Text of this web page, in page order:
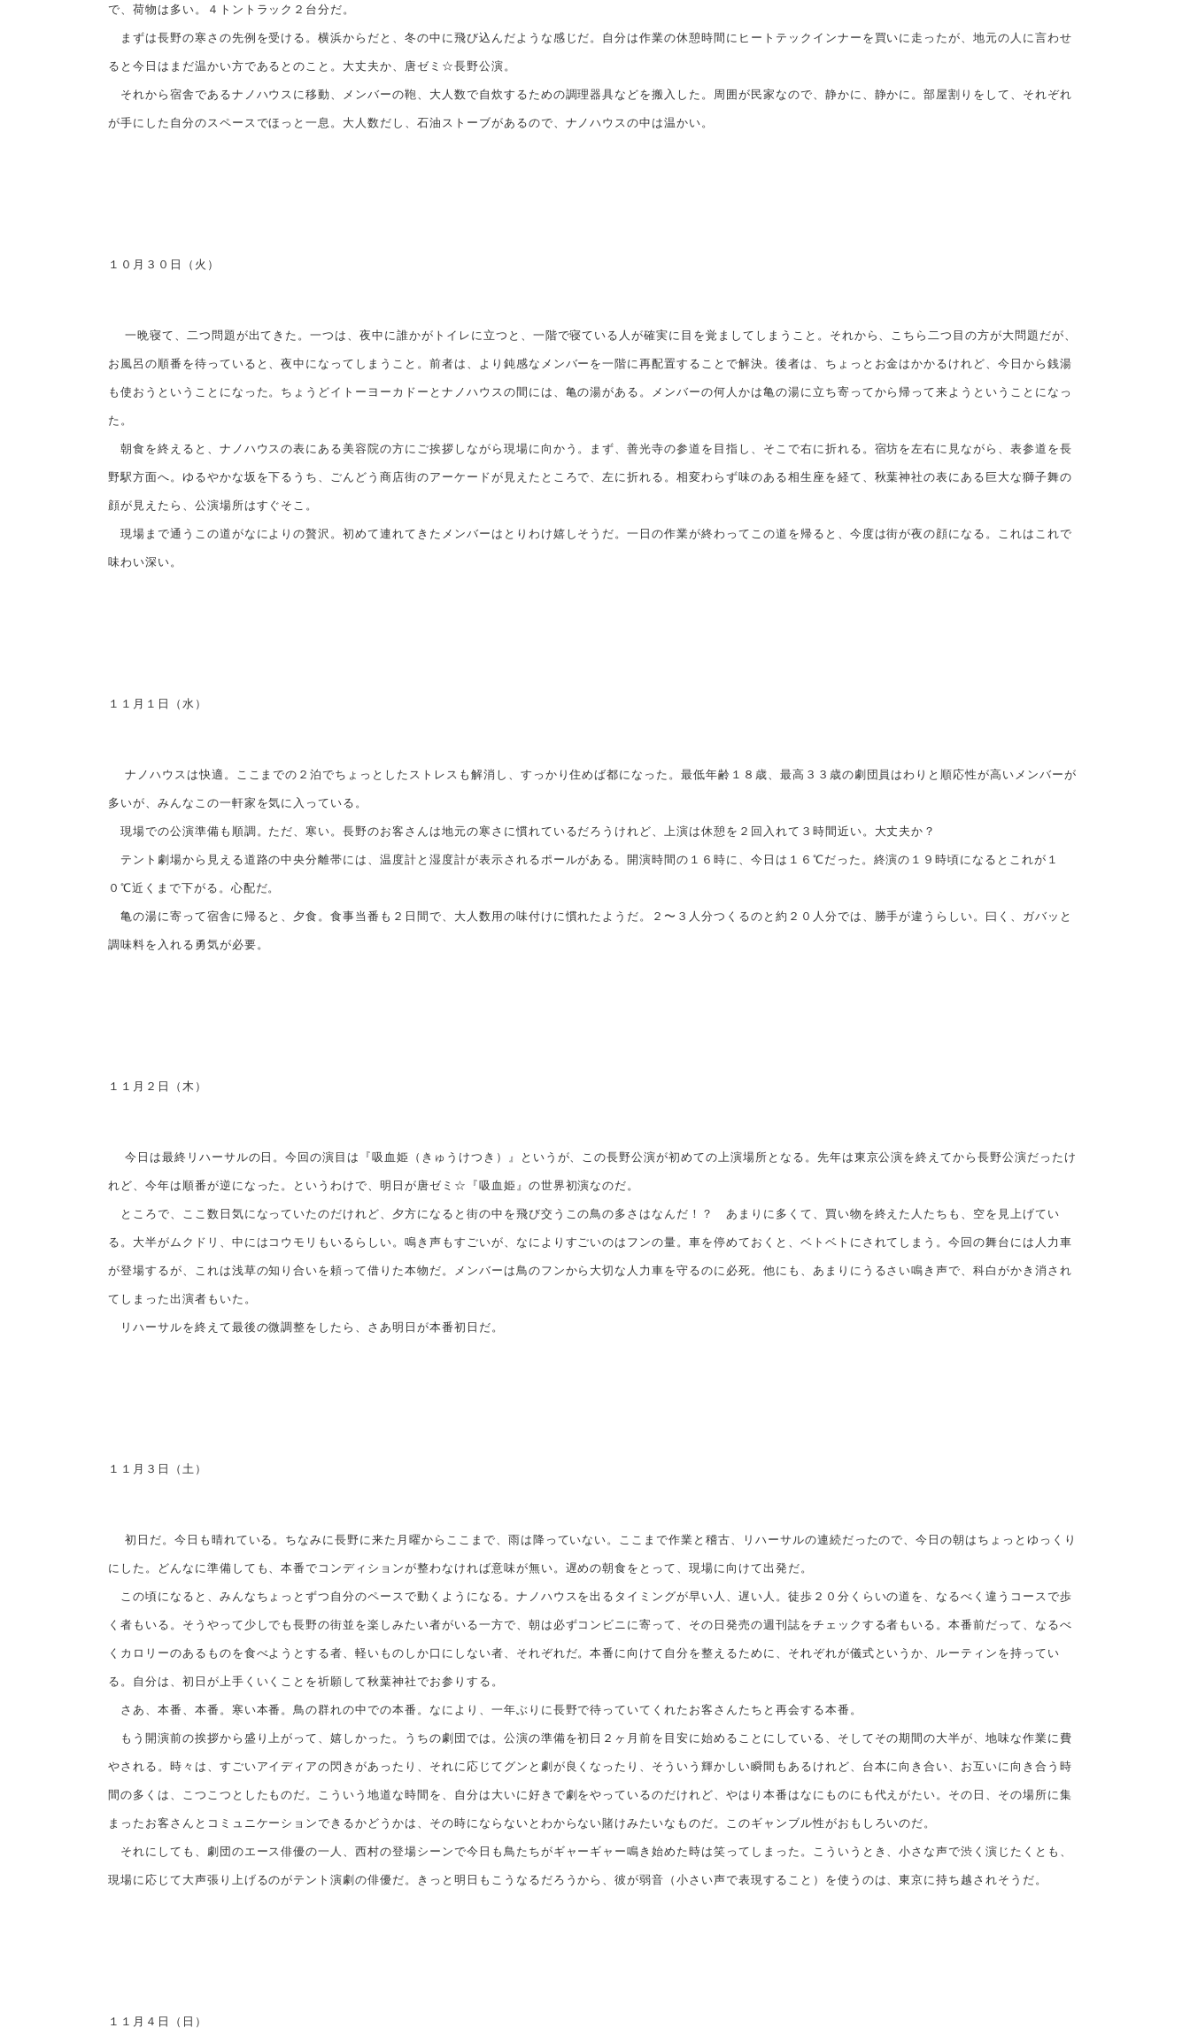
で、荷物は多い。４トントラック２台分だ。
まずは長野の寒さの先例を受ける。横浜からだと、冬の中に飛び込んだような感じだ。自分は作業の休憩時間にヒートテックインナーを買いに走ったが、地元の人に言わせ
ると今日はまだ温かい方であるとのこと。大丈夫か、唐ゼミ☆長野公演。
それから宿舎であるナノハウスに移動、メンバーの鞄、大人数で自炊するための調理器具などを搬入した。周囲が民家なので、静かに、静かに。部屋割りをして、それぞれ
が手にした自分のスペースでほっと一息。大人数だし、石油ストーブがあるので、ナノハウスの中は温かい。
１０月３０日（火）
一晩寝て、二つ問題が出てきた。一つは、夜中に誰かがトイレに立つと、一階で寝ている人が確実に目を覚ましてしまうこと。それから、こちら二つ目の方が大問題だが、
お風呂の順番を待っていると、夜中になってしまうこと。前者は、より鈍感なメンバーを一階に再配置することで解決。後者は、ちょっとお金はかかるけれど、今日から銭湯
も使おうということになった。ちょうどイトーヨーカドーとナノハウスの間には、亀の湯がある。メンバーの何人かは亀の湯に立ち寄ってから帰って来ようということになっ
た。
朝食を終えると、ナノハウスの表にある美容院の方にご挨拶しながら現場に向かう。まず、善光寺の参道を目指し、そこで右に折れる。宿坊を左右に見ながら、表参道を長
野駅方面へ。ゆるやかな坂を下るうち、ごんどう商店街のアーケードが見えたところで、左に折れる。相変わらず味のある相生座を経て、秋葉神社の表にある巨大な獅子舞の
顔が見えたら、公演場所はすぐそこ。
現場まで通うこの道がなによりの贅沢。初めて連れてきたメンバーはとりわけ嬉しそうだ。一日の作業が終わってこの道を帰ると、今度は街が夜の顔になる。これはこれで
味わい深い。
１１月１日（水）
ナノハウスは快適。ここまでの２泊でちょっとしたストレスも解消し、すっかり住めば都になった。最低年齢１８歳、最高３３歳の劇団員はわりと順応性が高いメンバーが
多いが、みんなこの一軒家を気に入っている。
現場での公演準備も順調。ただ、寒い。長野のお客さんは地元の寒さに慣れているだろうけれど、上演は休憩を２回入れて３時間近い。大丈夫か？
テント劇場から見える道路の中央分離帯には、温度計と湿度計が表示されるポールがある。開演時間の１６時に、今日は１６℃だった。終演の１９時頃になるとこれが１
０℃近くまで下がる。心配だ。
亀の湯に寄って宿舎に帰ると、夕食。食事当番も２日間で、大人数用の味付けに慣れたようだ。２〜３人分つくるのと約２０人分では、勝手が違うらしい。曰く、ガバッと
調味料を入れる勇気が必要。
１１月２日（木）
今日は最終リハーサルの日。今回の演目は『吸血姫（きゅうけつき）』というが、この長野公演が初めての上演場所となる。先年は東京公演を終えてから長野公演だったけ
れど、今年は順番が逆になった。というわけで、明日が唐ゼミ☆『吸血姫』の世界初演なのだ。
ところで、ここ数日気になっていたのだけれど、夕方になると街の中を飛び交うこの鳥の多さはなんだ！？ あまりに多くて、買い物を終えた人たちも、空を見上げてい
る。大半がムクドリ、中にはコウモリもいるらしい。鳴き声もすごいが、なによりすごいのはフンの量。車を停めておくと、ベトベトにされてしまう。今回の舞台には人力車
が登場するが、これは浅草の知り合いを頼って借りた本物だ。メンバーは鳥のフンから大切な人力車を守るのに必死。他にも、あまりにうるさい鳴き声で、科白がかき消され
てしまった出演者もいた。
リハーサルを終えて最後の微調整をしたら、さあ明日が本番初日だ。
１１月３日（土）
初日だ。今日も晴れている。ちなみに長野に来た月曜からここまで、雨は降っていない。ここまで作業と稽古、リハーサルの連続だったので、今日の朝はちょっとゆっくり
にした。どんなに準備しても、本番でコンディションが整わなければ意味が無い。遅めの朝食をとって、現場に向けて出発だ。
この頃になると、みんなちょっとずつ自分のペースで動くようになる。ナノハウスを出るタイミングが早い人、遅い人。徒歩２０分くらいの道を、なるべく違うコースで歩
く者もいる。そうやって少しでも長野の街並を楽しみたい者がいる一方で、朝は必ずコンビニに寄って、その日発売の週刊誌をチェックする者もいる。本番前だって、なるべ
くカロリーのあるものを食べようとする者、軽いものしか口にしない者、それぞれだ。本番に向けて自分を整えるために、それぞれが儀式というか、ルーティンを持ってい
る。自分は、初日が上手くいくことを祈願して秋葉神社でお参りする。
さあ、本番、本番。寒い本番。鳥の群れの中での本番。なにより、一年ぶりに長野で待っていてくれたお客さんたちと再会する本番。
もう開演前の挨拶から盛り上がって、嬉しかった。うちの劇団では。公演の準備を初日２ヶ月前を目安に始めることにしている、そしてその期間の大半が、地味な作業に費
やされる。時々は、すごいアイディアの閃きがあったり、それに応じてグンと劇が良くなったり、そういう輝かしい瞬間もあるけれど、台本に向き合い、お互いに向き合う時
間の多くは、こつこつとしたものだ。こういう地道な時間を、自分は大いに好きで劇をやっているのだけれど、やはり本番はなにものにも代えがたい。その日、その場所に集
まったお客さんとコミュニケーションできるかどうかは、その時にならないとわからない賭けみたいなものだ。このギャンブル性がおもしろいのだ。
それにしても、劇団のエース俳優の一人、西村の登場シーンで今日も鳥たちがギャーギャー鳴き始めた時は笑ってしまった。こういうとき、小さな声で渋く演じたくとも、
現場に応じて大声張り上げるのがテント演劇の俳優だ。きっと明日もこうなるだろうから、彼が弱音（小さい声で表現すること）を使うのは、東京に持ち越されそうだ。
１１月４日（日）